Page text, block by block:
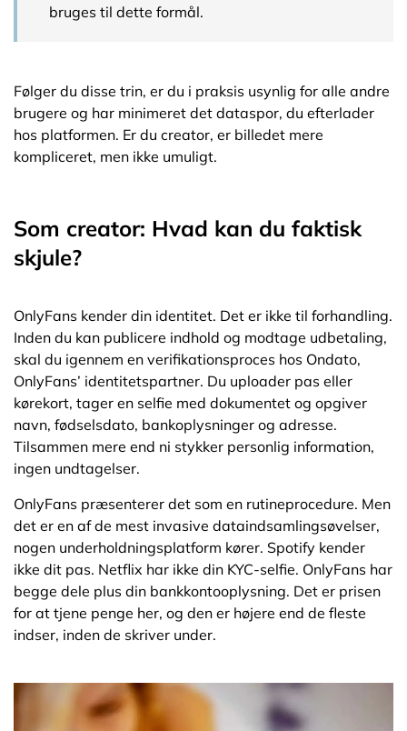
bruges til dette formål.
Følger du disse trin, er du i praksis usynlig for alle andre
brugere og har minimeret det dataspor, du efterlader
hos platformen. Er du creator, er billedet mere
kompliceret, men ikke umuligt.
Som creator: Hvad kan du faktisk
skjule?
OnlyFans kender din identitet. Det er ikke til forhandling.
Inden du kan publicere indhold og modtage udbetaling,
skal du igennem en verifikationsproces hos Ondato,
OnlyFans’ identitetspartner. Du uploader pas eller
kørekort, tager en selfie med dokumentet og opgiver
navn, fødselsdato, bankoplysninger og adresse.
Tilsammen mere end ni stykker personlig information,
ingen undtagelser.
OnlyFans præsenterer det som en rutineprocedure. Men
det er en af de mest invasive dataindsamlingsøvelser,
nogen underholdningsplatform kører. Spotify kender
ikke dit pas. Netflix har ikke din KYC-selfie. OnlyFans har
begge dele plus din bankkontooplysning. Det er prisen
for at tjene penge her, og den er højere end de fleste
indser, inden de skriver under.